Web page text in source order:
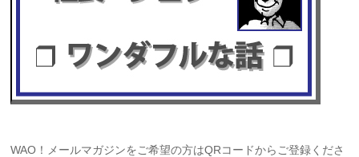
WAO！メールマガジンをご希望の方はQRコードからご登録くださ